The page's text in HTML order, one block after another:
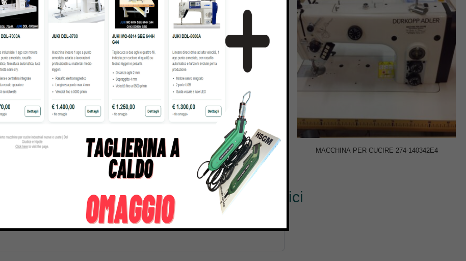
RICAMATRICE PR-620M1 SOFTWARE BROTHER PE-DESIGN8
1.279,00€ 1.599,00€
MACCHINA PER CUCIRE 274-140342E4
informazioni su questo prodotto? Scrivici